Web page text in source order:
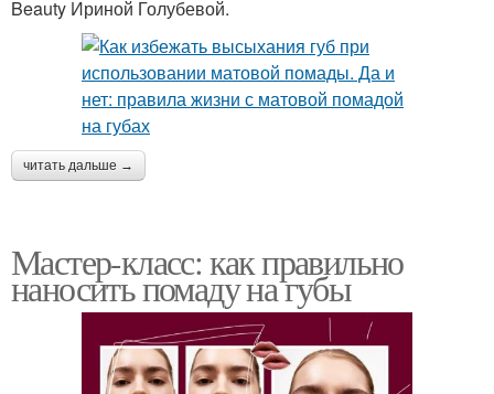
Beauty Ириной Голубевой.
читать дальше →
Мастер-класс: как правильно
наносить помаду на губы